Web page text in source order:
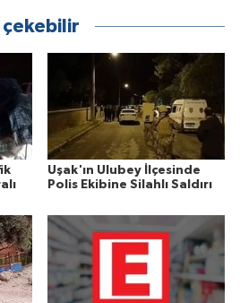
çekebilir
Uşak'ın Ulubey İlçesinde
Polis Ekibine Silahlı Saldırı